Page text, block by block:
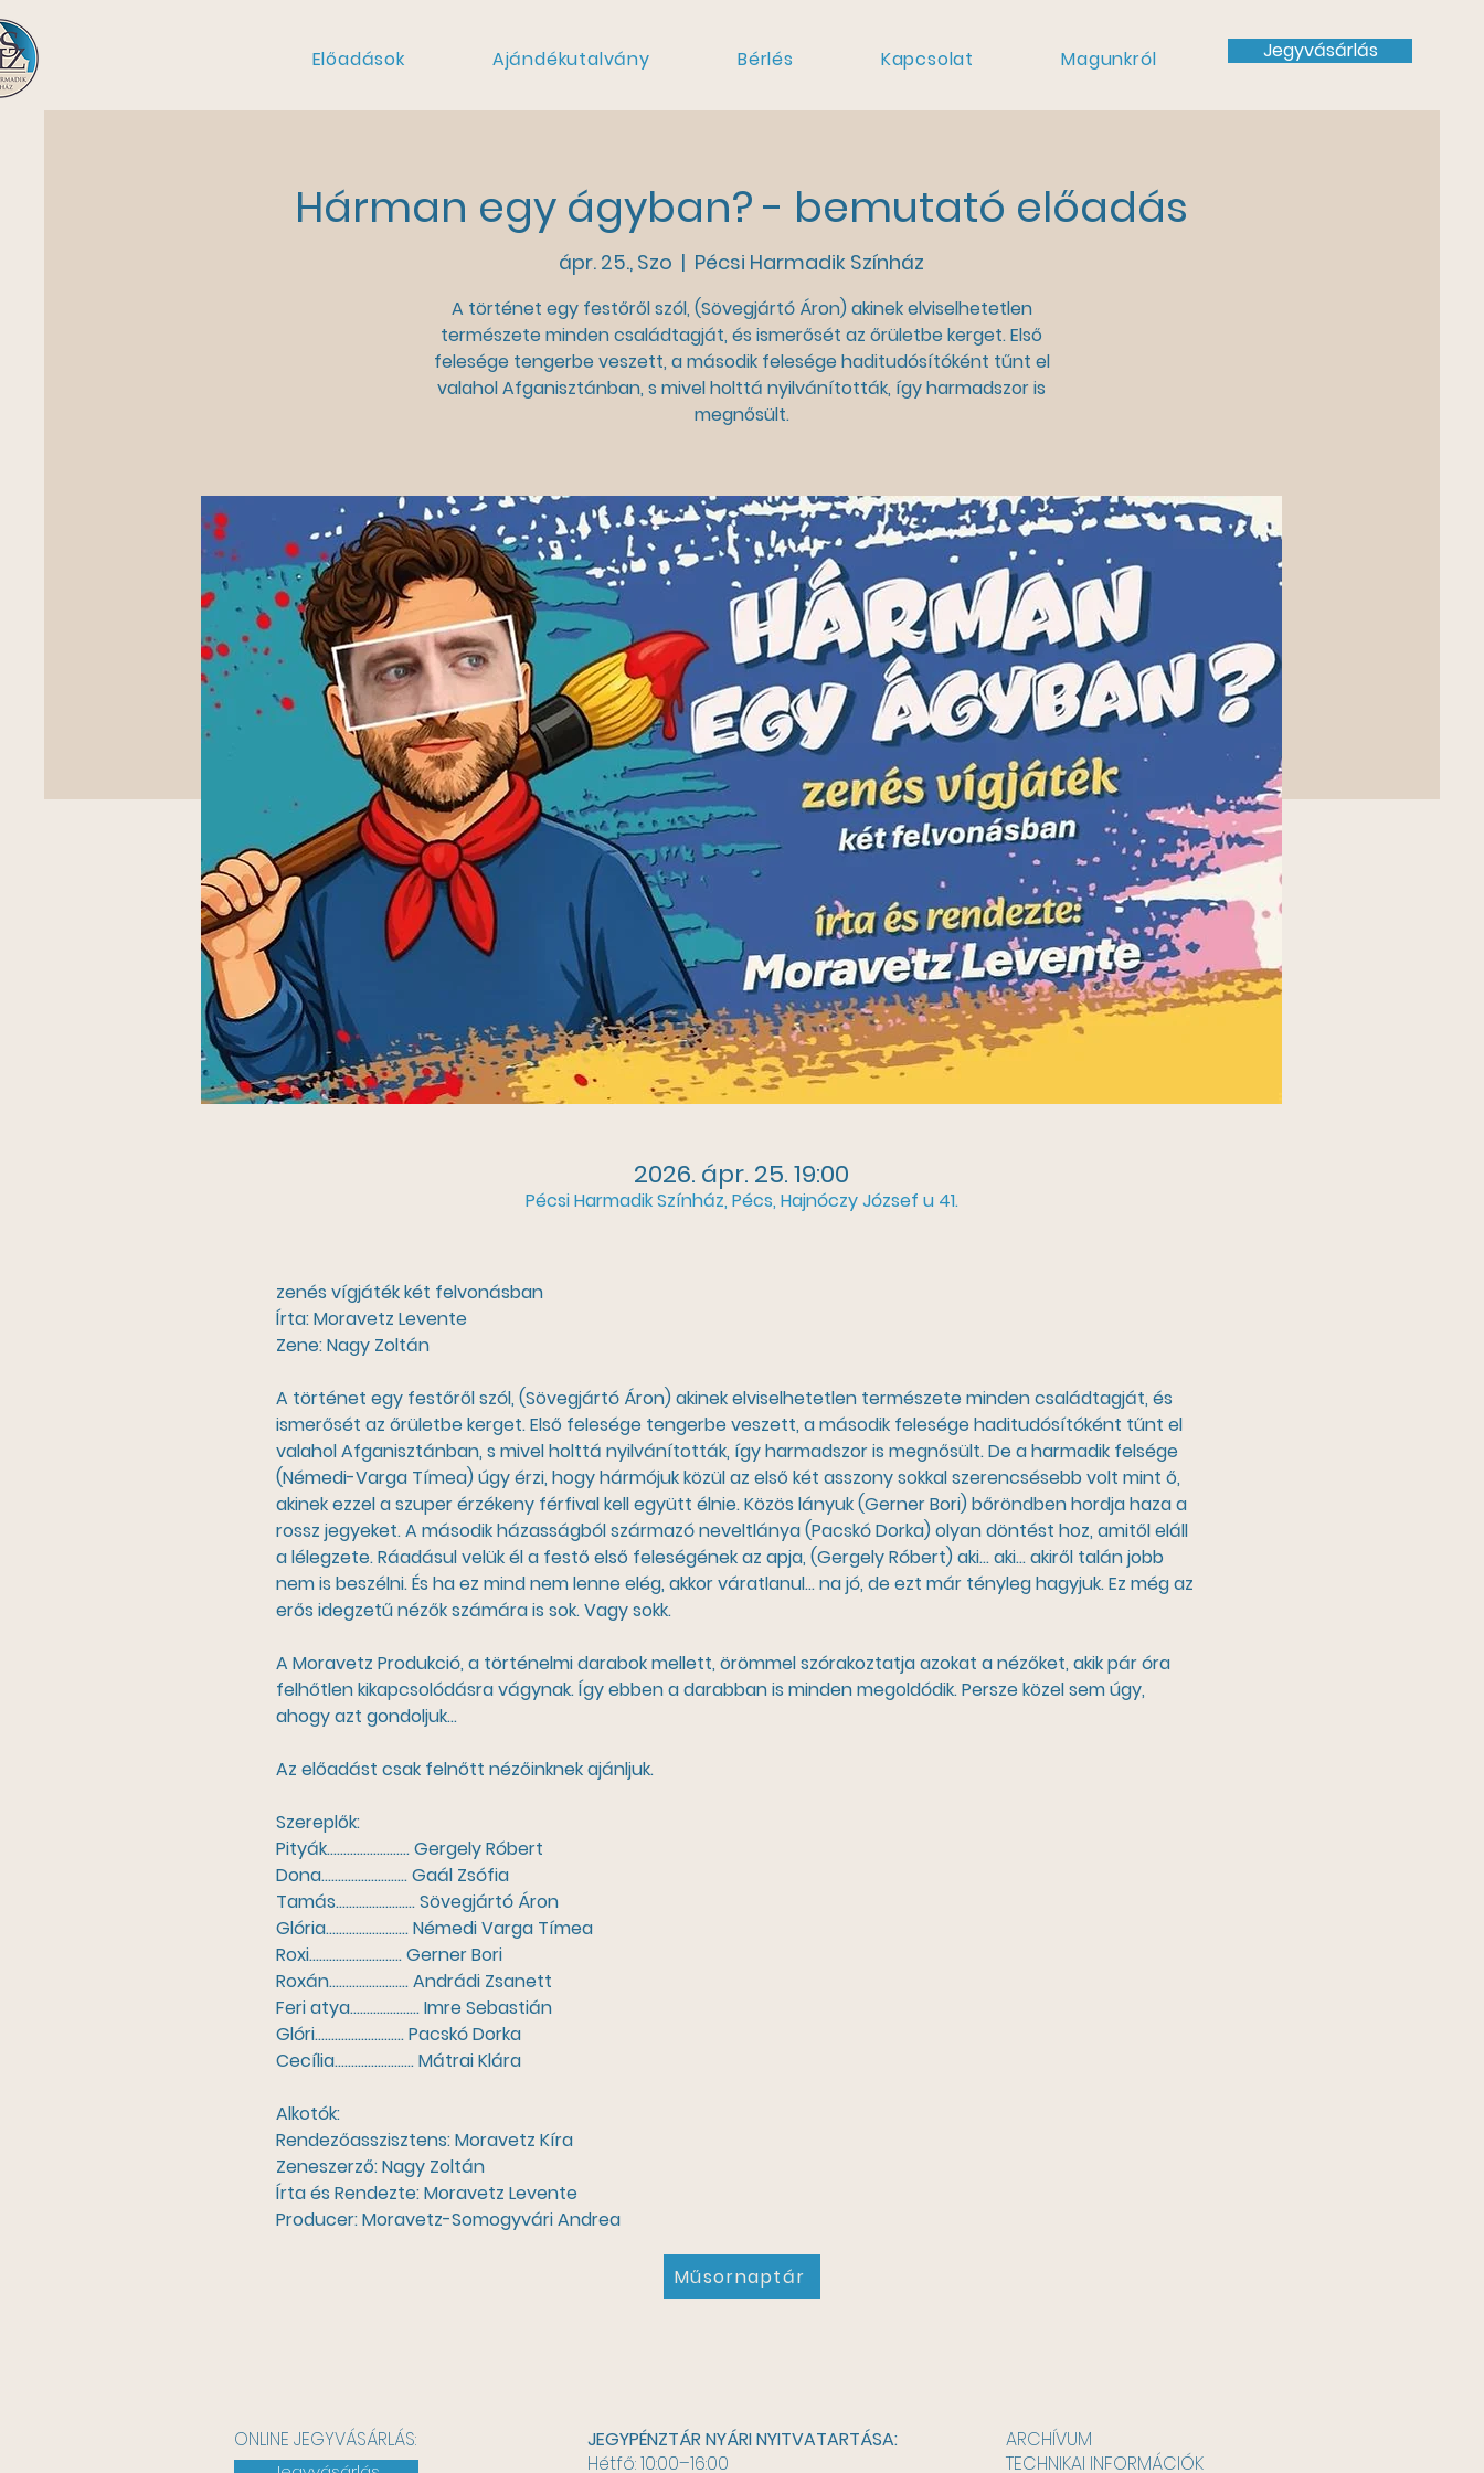
Előadások Ajándékutalvány Bérlés Kapcsolat Magunkról Jegyvásárlás
Hárman egy ágyban? - bemutató előadás
ápr. 25., Szo
  |
Pécsi Harmadik Színház
A történet egy festőről szól, (Sövegjártó Áron) akinek elviselhetetlen
természete minden családtagját, és ismerősét az őrületbe kerget. Első
felesége tengerbe veszett, a második felesége haditudósítóként tűnt el
valahol Afganisztánban, s mivel holttá nyilvánították, így harmadszor is
megnősült.
2026. ápr. 25. 19:00
Pécsi Harmadik Színház, Pécs, Hajnóczy József u 41.
zenés vígjáték két felvonásban
Írta: Moravetz Levente
Zene: Nagy Zoltán
A történet egy festőről szól, (Sövegjártó Áron) akinek elviselhetetlen természete minden családtagját, és
ismerősét az őrületbe kerget. Első felesége tengerbe veszett, a második felesége haditudósítóként tűnt el
valahol Afganisztánban, s mivel holttá nyilvánították, így harmadszor is megnősült. De a harmadik felsége
(Némedi-Varga Tímea) úgy érzi, hogy hármójuk közül az első két asszony sokkal szerencsésebb volt mint ő,
akinek ezzel a szuper érzékeny férfival kell együtt élnie. Közös lányuk (Gerner Bori) bőröndben hordja haza a
rossz jegyeket. A második házasságból származó neveltlánya (Pacskó Dorka) olyan döntést hoz, amitől eláll
a lélegzete. Ráadásul velük él a festő első feleségének az apja, (Gergely Róbert) aki… aki… akiről talán jobb
nem is beszélni. És ha ez mind nem lenne elég, akkor váratlanul… na jó, de ezt már tényleg hagyjuk. Ez még az
erős idegzetű nézők számára is sok. Vagy sokk.
A Moravetz Produkció, a történelmi darabok mellett, örömmel szórakoztatja azokat a nézőket, akik pár óra
felhőtlen kikapcsolódásra vágynak. Így ebben a darabban is minden megoldódik. Persze közel sem úgy,
ahogy azt gondoljuk…
Az előadást csak felnőtt nézőinknek ajánljuk.
Szereplők:
Pityák......................... Gergely Róbert
Dona.......................... Gaál Zsófia
Tamás........................ Sövegjártó Áron
Glória......................... Némedi Varga Tímea
Roxi............................ Gerner Bori
Roxán........................ Andrádi Zsanett
Feri atya..................... Imre Sebastián
Glóri........................... Pacskó Dorka
Cecília........................ Mátrai Klára
Alkotók:
Rendezőasszisztens: Moravetz Kíra
Zeneszerző: Nagy Zoltán
Írta és Rendezte: Moravetz Levente
Producer: Moravetz-Somogyvári Andrea
Műsornaptár
ONLINE JEGYVÁSÁRLÁS:
JEGYPÉNZTÁR NYÁRI NYITVATARTÁSA:
Hétfő: 10:00–16:00
ARCHÍVUM
TECHNIKAI INFORMÁCIÓK